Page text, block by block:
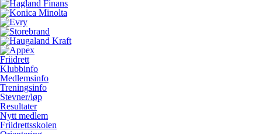
Friidrett
Klubbinfo
Medlemsinfo
Treningsinfo
Stevner/løp
Resultater
Nytt medlem
Friidrettsskolen